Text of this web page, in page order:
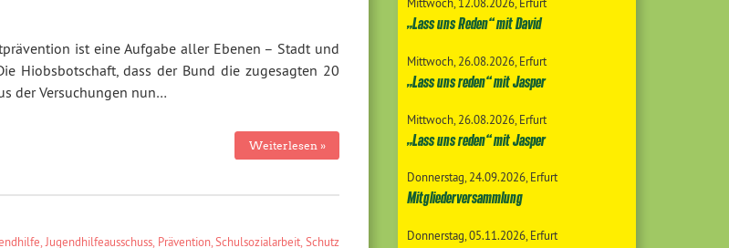
ist eine Aufgabe aller Ebenen – Stadt und
Hiobsbotschaft, dass der Bund die zugesagten 20
der Versuchungen nun…
Weiterlesen »
,Jugendhilfeausschuss, Prävention,Schulsozialarbeit,Schutz
„Lass uns Reden“ mit David
Mittwoch 26.08.2026 Erfurt
„Lass uns reden“ mit Jasper
Mittwoch 26.08.2026 Erfurt
„Lass uns reden“ mit Jasper
Donnerstag 24.09.2026 Erfurt
Mitgliederversammlung
Donnerstag 05.11.2026 Erfurt